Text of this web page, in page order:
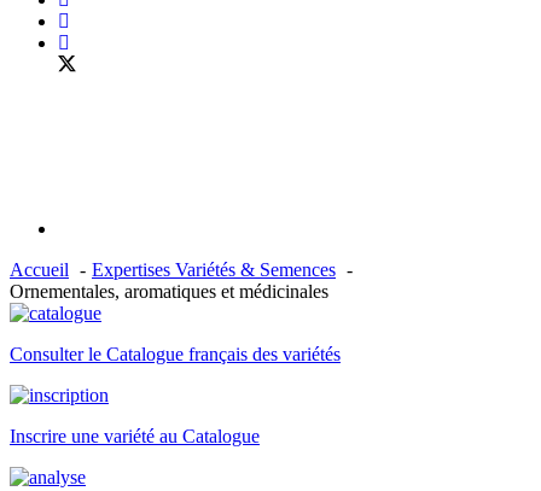
Accueil
Expertises Variétés & Semences
Ornementales, aromatiques et médicinales
Consulter le Catalogue français des variétés
Inscrire une variété au Catalogue